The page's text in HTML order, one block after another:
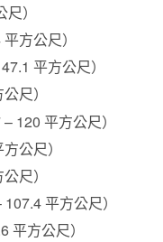
）
方公尺）
平方公尺）
尺）
120 平方公尺）
公尺）
尺）
平方公尺）
平方公尺）